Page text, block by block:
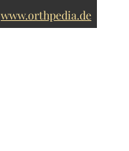
www.orthpedia.de